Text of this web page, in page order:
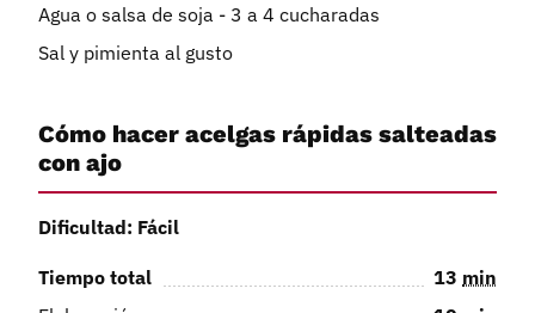
Agua o salsa de soja - 3 a 4 cucharadas
Sal y pimienta al gusto
Cómo hacer acelgas rápidas salteadas
con ajo
Dificultad: Fácil
Tiempo total 13 min